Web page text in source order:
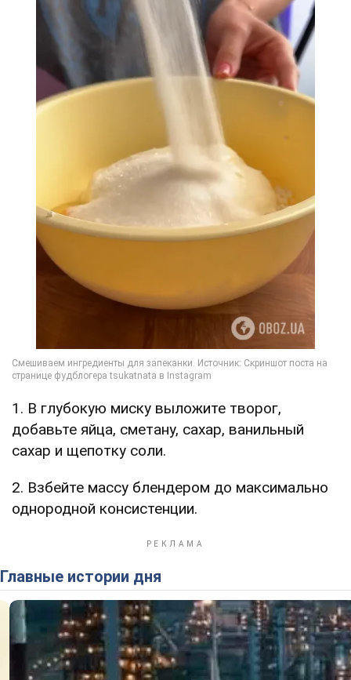
1. В глубокую миску выложите творог,
добавьте яйца, сметану, сахар, ванильный
сахар и щепотку соли.
2. Взбейте массу блендером до максимально
однородной консистенции.
Главные истории дня